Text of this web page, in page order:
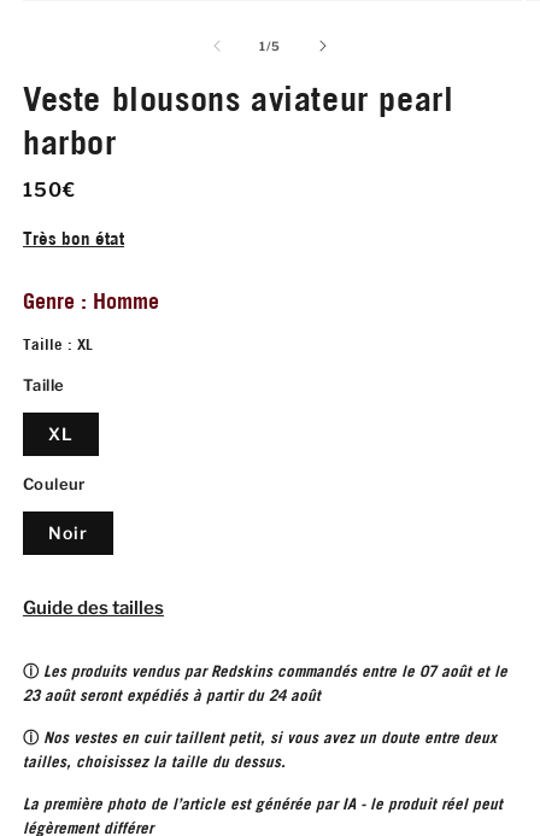
1/de
5
Veste blousons aviateur pearl
harbor
150€
Très bon état
Genre : Homme
Taille : XL
Taille
XL
Couleur
Noir
Guide des tailles
ⓘ Les produits vendus par Redskins commandés entre le 07 août et le
23 août seront expédiés à partir du 24 août
ⓘ Nos vestes en cuir taillent petit, si vous avez un doute entre deux
tailles, choisissez la taille du dessus.
La première photo de l’article est générée par IA - le produit réel peut
légèrement différer